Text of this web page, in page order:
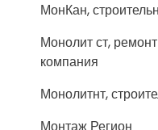
МонКан,
Монолит ст,
компания
Монолитнт,